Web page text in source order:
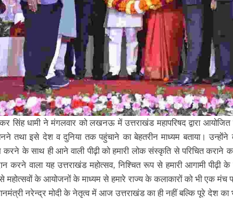
सिंह धामी ने मंगलवार को लखनऊ में उत्तराखंड महापरिषद द्वारा
तथा इसे देश व दुनिया तक पहुंचाने का बेहतरीन माध्यम बताया।
करने के साथ ही आने वाली पीढ़ी को हमारी लोक संस्कृति से परिचित कराने
वाला यह उत्तराखंड महोत्सव, निश्चित रूप से हमारी आगामी पीढ़ी
महोत्सवों के आयोजनों के माध्यम से हमारे राज्य के कलाकारों को भी एक मंच
नरेन्द्र मोदी के नेतृत्व में आज उत्तराखंड का ही नहीं बल्कि पूरे देश का